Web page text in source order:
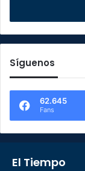
Síguenos
62.645
Fans
El Tiempo